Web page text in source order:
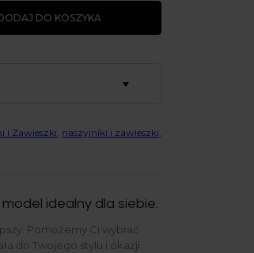
DO KOSZYKA
i Zawieszki, naszyjniki i zawieszki,
idealny dla siebie.
Pomożemy Ci wybrać
do Twojego stylu i okazji.